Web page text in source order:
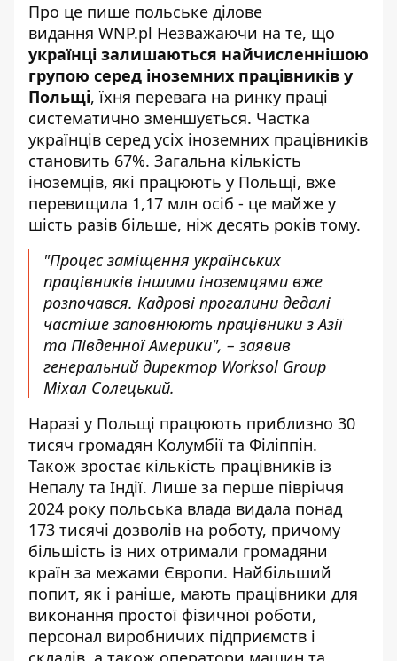
Про це пише польське ділове
видання WNP.pl Незважаючи на те, що
українці залишаються найчисленнішою
групою серед іноземних працівників у
Польщі, їхня перевага на ринку праці
систематично зменшується. Частка
українців серед усіх іноземних працівників
становить 67%. Загальна кількість
іноземців, які працюють у Польщі, вже
перевищила 1,17 млн осіб - це майже у
шість разів більше, ніж десять років тому.
"Процес заміщення українських
працівників іншими іноземцями вже
розпочався. Кадрові прогалини дедалі
частіше заповнюють працівники з Азії
та Південної Америки", – заявив
генеральний директор Worksol Group
Міхал Солецький.
Наразі у Польщі працюють приблизно 30
тисяч громадян Колумбії та Філіппін.
Також зростає кількість працівників із
Непалу та Індії. Лише за перше півріччя
2024 року польська влада видала понад
173 тисячі дозволів на роботу, причому
більшість із них отримали громадяни
країн за межами Європи. Найбільший
попит, як і раніше, мають працівники для
виконання простої фізичної роботи,
персонал виробничих підприємств і